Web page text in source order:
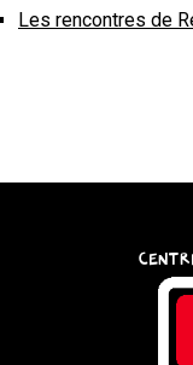
Les rencontres de